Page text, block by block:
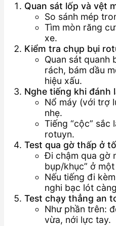
Quan sát lốp và vệt
So sánh mép
Tìm mòn răng
xe.
Kiểm tra chụp bụi
Quan sát quanh
rách, bám dầu
hiệu xấu.
Nghe tiếng khi đánh
Nổ máy (với trợ
nhẹ.
Tiếng “cộc” sắc
rotuyn.
Test qua gờ thấp ở
Đi chậm qua gờ
bụp/khục” ở
Nếu tiếng đi
nghi bạc lót
Test chạy thẳng an
Như phần trên:
vừa, nới lực tay.